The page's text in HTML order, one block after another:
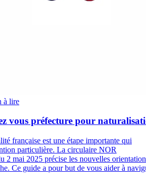
à lire
vous préfecture pour
française est une étape importante qui
particulière. La circulaire NOR
2 mai 2025 précise les nouvelles
Ce guide a pour but de vous aider à